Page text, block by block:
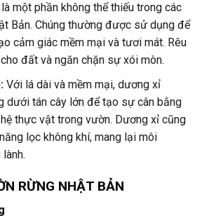
một phần không thể thiếu trong các
Bản. Chúng thường được sử dụng để
cảm giác mềm mại và tươi mát. Rêu
đất và ngăn chặn sự xói mòn.
Với lá dài và mềm mại, dương xỉ
dưới tán cây lớn để tạo sự cân bằng
thực vật trong vườn. Dương xỉ cũng
lọc không khí, mang lại môi
RỪNG NHẬT BẢN